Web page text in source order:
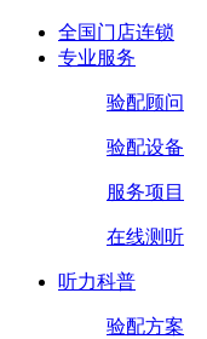
全国门店连锁
专业服务
验配顾问
验配设备
服务项目
在线测听
听力科普
验配方案